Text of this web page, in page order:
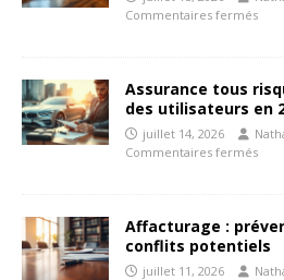
Commentaires fermés
Assurance tous
des utilisateurs en
juillet 14, 2026
Commentaires fermés
Affacturage :
conflits potentiels
juillet 11, 2026